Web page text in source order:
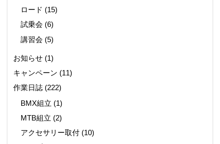
ロード (15)
試乗会 (6)
講習会 (5)
お知らせ(1)
キャンペーン (11)
作業日誌(222)
BMX組立 (1)
MTB組立 (2)
アクセサリー取付 (10)